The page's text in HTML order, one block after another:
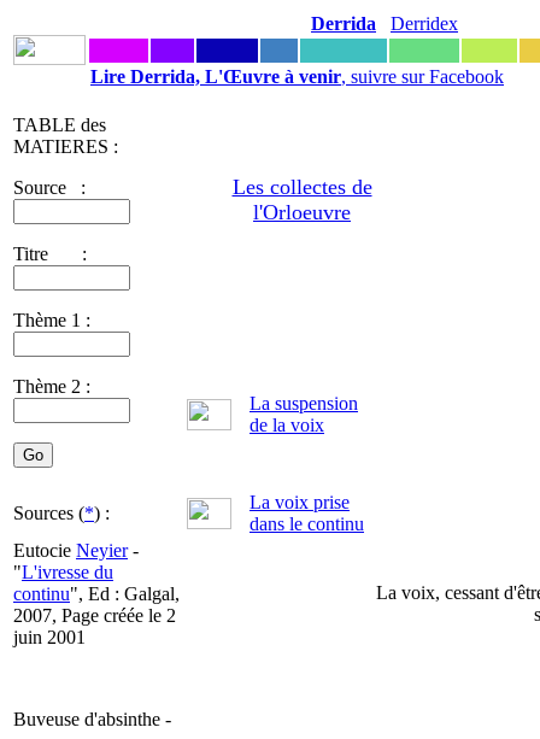
Derrida Derridex
Lire Derrida, L'Œuvre à venir, suivre sur Facebook
TABLE des
MATIERES :
Source :
Titre :
Thème 1 :
Thème 2 :
Les collectes de
l'Orloeuvre
La suspension
de la voix
Sources (*) :
La voix prise
dans le continu
Eutocie Neyier-
"L'ivresse du
continu", Ed : Galgal,
2007, Page créée le 2
juin 2001
Buveuse d'absinthe -
La voix, cessant